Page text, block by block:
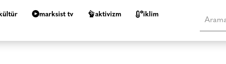
marksist tv aktivizm i̇klim